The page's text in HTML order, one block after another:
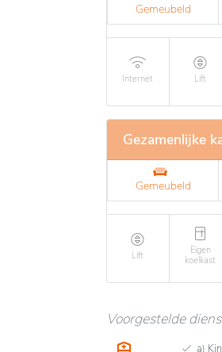
Gemeubeld
Internet Lift
Gezamenlijke
Gemeubeld
Lift
Eigen
koelkast
Voorgestelde
a)